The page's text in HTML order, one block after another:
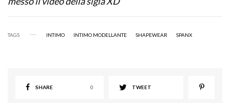
TAGS INTIMO INTIMO MODELLANTE SHAPEWEAR SPANX
SHARE 0 TWEET